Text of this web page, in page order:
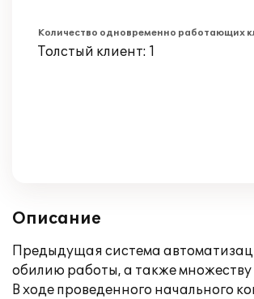
Количество одновременно работающих
Толстый клиент: 1
Описание
Предыдущая система
обилию работы, а также множеству
В ходе проведенного начального